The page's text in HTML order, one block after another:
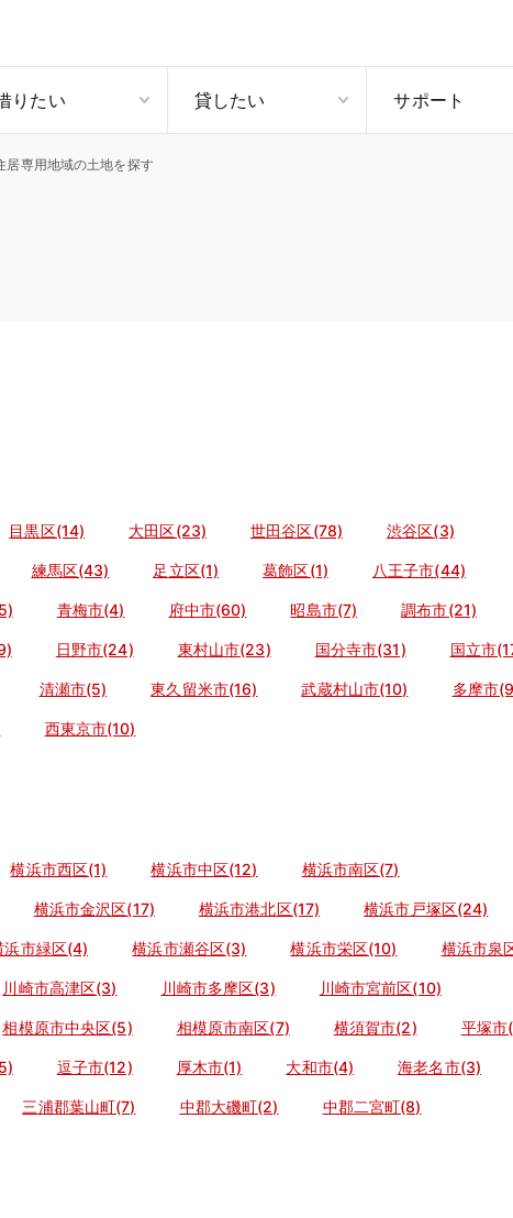
りたい 貸したい サポート
居専用地域の土地を探す
目黒区(14) 大田区(23) 世田谷区(78) 渋谷区(3)
練馬区(43) 足立区(1) 葛飾区(1) 八王子市(44)
青梅市(4) 府中市(60) 昭島市(7) 調布市(21)
日野市(24) 東村山市(23) 国分寺市(31) 国立市
清瀬市(5) 東久留米市(16) 武蔵村山市(10) 多摩市
西東京市(10)
横浜市西区(1) 横浜市中区(12) 横浜市南区(7)
横浜市金沢区(17) 横浜市港北区(17) 横浜市戸塚区(24)
浜市緑区(4) 横浜市瀬谷区(3) 横浜市栄区(10) 横浜市泉
川崎市高津区(3) 川崎市多摩区(3) 川崎市宮前区(10)
相模原市中央区(5) 相模原市南区(7) 横須賀市(2) 平塚市
逗子市(12) 厚木市(1) 大和市(4) 海老名市(3)
三浦郡葉山町(7) 中郡大磯町(2) 中郡二宮町(8)